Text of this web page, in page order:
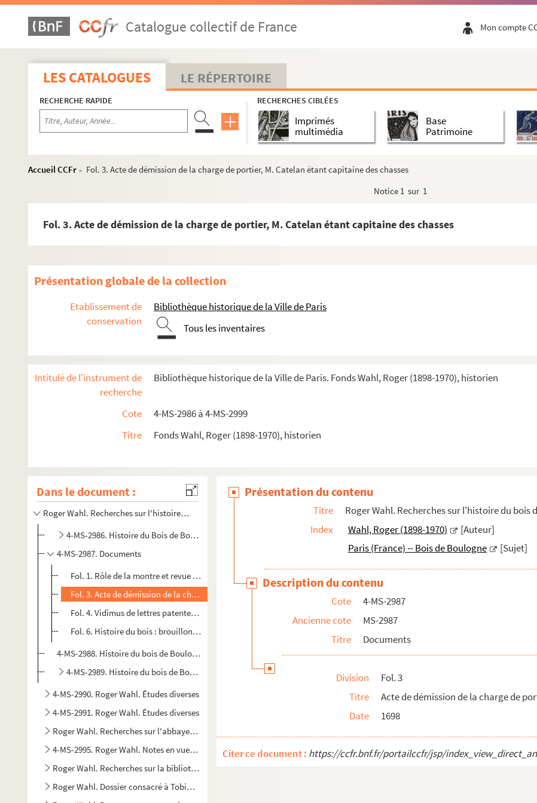
Catalogue collectif de France Mon compte
LES CATALOGUES LE RÉPERTOIRE
RECHERCHE RAPIDE RECHERCHES CIBLÉES
Imprimés
multimédia
Base
Patrimoine
Accueil CCFr >
Fol. 3. Acte de démission de la charge de portier, M. Catelan étant capitaine des chasses
Notice 1 sur 1
Fol. 3. Acte de démission de la charge de portier, M. Catelan étant capitaine des chasses
Présentation globale de la collection
Etablissement de
conservation
Bibliothèque historique de la Ville de Paris
Tous les inventaires
Intitulé de l'instrument de
recherche
Bibliothèque historique de la Ville de Paris. Fonds Wahl, Roger (1898-1970), historien
Cote
4-MS-2986 à 4-MS-2999
Titre
Fonds Wahl, Roger (1898-1970), historien
Dans le document :
Roger Wahl. Recherches sur l'histoire du bois de Boulogne
4-MS-2986. Histoire du Bois de Boulogne
4-MS-2987. Documents
Fol. 1. Rôle de la montre et revue faite... dans le bois de Boulogne
Fol. 3. Acte de démission de la charge de portier, M. Catelan étant capitaine des chasses
Fol. 4. Vidimus de lettres patentes, Jean-Baptiste Flaurian, seigneur d'Armenonville étant capitaine des châ...
Fol. 6. Histoire du bois : brouillons, copies de documents, références : chapitres 1 à 8
4-MS-2988. Histoire du bois de Boulogne : documents, brouillons, références : chapitres 9 à 12
4-MS-2989. Histoire du bois de Boulogne
4-MS-2990. Roger Wahl. Études diverses
4-MS-2991. Roger Wahl. Études diverses
Roger Wahl. Recherches sur l'abbaye de Longchamp
4-MS-2995. Roger Wahl. Notes en vue de diverses études sur l'histoire de l'Empire
Roger Wahl. Recherches sur la bibliothèque de Napoléon
Roger Wahl. Dossier consacré à Tobias Koën
Présentation du contenu
Titre
Roger Wahl. Recherches sur l'histoire du bois
Index
Wahl, Roger (1898-1970)
[Auteur]
Paris (France) -- Bois de Boulogne
[Sujet]
Description du contenu
Cote
4-MS-2987
Ancienne cote
MS-2987
Titre
Documents
Division
Fol. 3
Titre
Acte de démission de la charge de
Date
1698
Citer ce document : https://ccfr.bnf.fr/portailccfr/jsp/